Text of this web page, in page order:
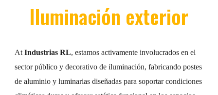
Iluminación exterior
At Industrias RL, estamos activamente involucrados en el
sector público y decorativo de iluminación, fabricando postes
de aluminio y luminarias diseñadas para soportar condiciones